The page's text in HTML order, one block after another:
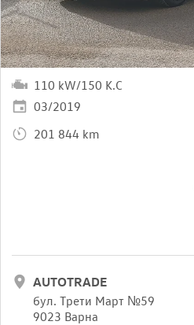
110 kW/150 K.C
03/2019
201 844 km
AUTOTRADE
бул. Трети Март №59
9023 Варна